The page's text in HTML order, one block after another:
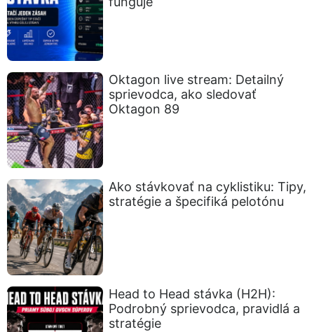
Oktagon live stream: Detailný
sprievodca, ako sledovať
Oktagon 89
Ako stávkovať na cyklistiku: Tipy,
stratégie a špecifiká pelotónu
Head to Head stávka (H2H):
Podrobný sprievodca, pravidlá a
stratégie